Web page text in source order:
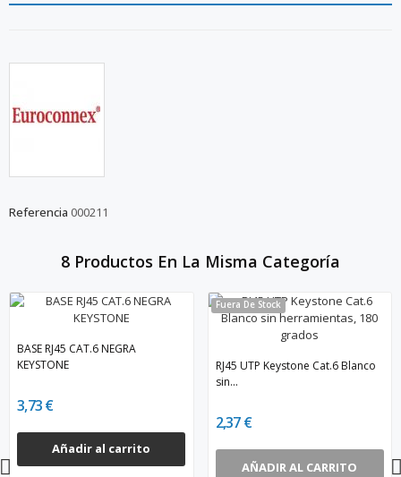
Referencia 000211
8 Productos En La Misma Categoría
BASE RJ45 CAT.6 NEGRA
KEYSTONE
3,73 €
Añadir al carrito
Fuera De Stock
RJ45 UTP Keystone Cat.6 Blanco
sin...
2,37 €
AÑADIR AL CARRITO